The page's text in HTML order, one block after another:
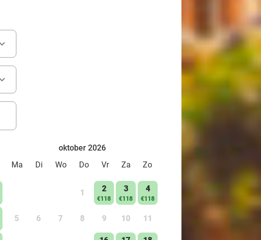
oktober 2026
Ma
Di Wo Do Vr Za Zo
1 2
€118
3
€118
4
€118
5 6 7 8 9 10 11